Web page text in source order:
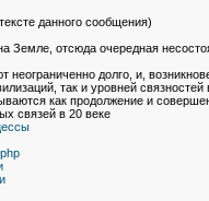
данного сообщения)
Земле, отсюда очередная
неограниченно долго, и,
так и уровней
как продолжение и
связей в 20 веке